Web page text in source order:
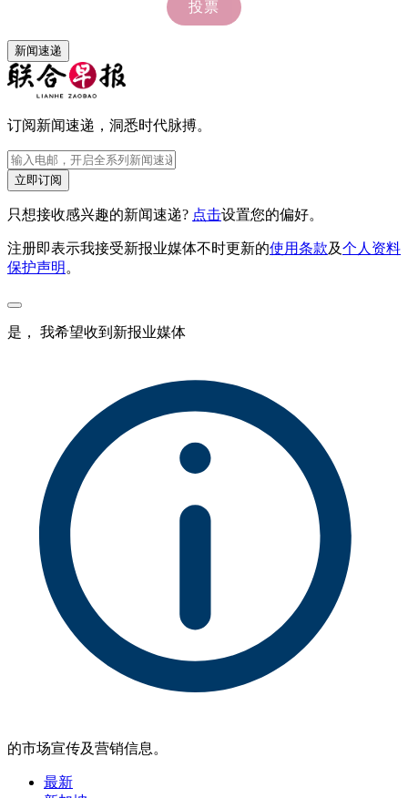
新闻速递
订阅新闻速递，洞悉时代脉搏。
立即订阅
只想接收感兴趣的新闻速递? 点击设置您的偏好。
注册即表示我接受新报业媒体不时更新的使用条款及个人资料
保护声明 。
是， 我希望收到新报业媒体
的市场宣传及营销信息。
最新